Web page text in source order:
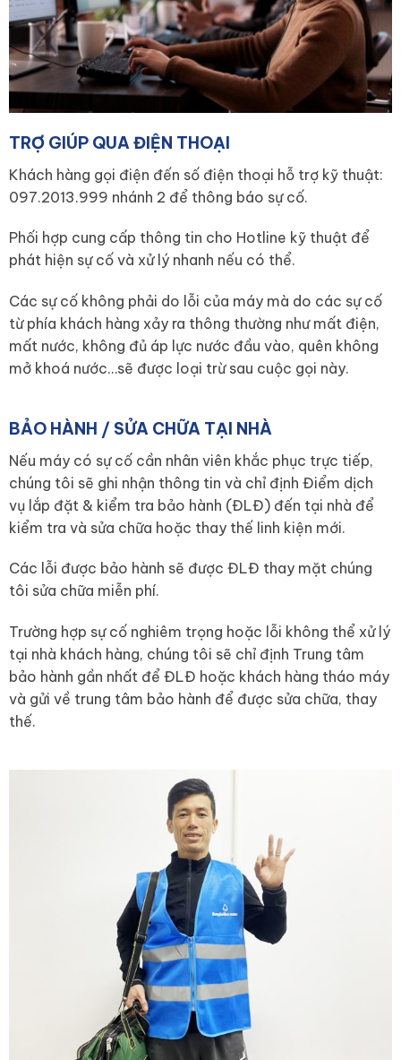
TRỢ GIÚP QUA ĐIỆN THOẠI
Khách hàng gọi điện đến số điện thoại hỗ trợ kỹ thuật:
097.2013.999 nhánh 2 để thông báo sự cố.
Phối hợp cung cấp thông tin cho Hotline kỹ thuật để
phát hiện sự cố và xử lý nhanh nếu có thể.
Các sự cố không phải do lỗi của máy mà do các sự cố
từ phía khách hàng xảy ra thông thường như mất điện,
mất nước, không đủ áp lực nước đầu vào, quên không
mở khoá nước…sẽ được loại trừ sau cuộc gọi này.
BẢO HÀNH / SỬA CHỮA TẠI NHÀ
Nếu máy có sự cố cần nhân viên khắc phục trực tiếp,
chúng tôi sẽ ghi nhận thông tin và chỉ định Điểm dịch
vụ lắp đặt & kiểm tra bảo hành (ĐLĐ) đến tại nhà để
kiểm tra và sửa chữa hoặc thay thế linh kiện mới.
Các lỗi được bảo hành sẽ được ĐLĐ thay mặt chúng
tôi sửa chữa miễn phí.
Trường hợp sự cố nghiêm trọng hoặc lỗi không thể xử lý
tại nhà khách hàng, chúng tôi sẽ chỉ định Trung tâm
bảo hành gần nhất để ĐLĐ hoặc khách hàng tháo máy
và gửi về trung tâm bảo hành để được sửa chữa, thay
thế.